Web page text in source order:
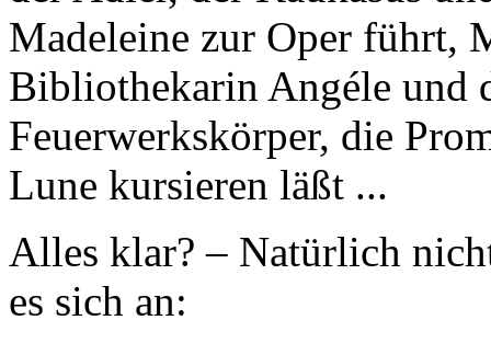
Madeleine zur Oper führt,
Bibliothekarin Angéle und
Feuerwerkskörper, die
Lune kursieren läßt ...
Alles klar? – Natürlich
es sich an: